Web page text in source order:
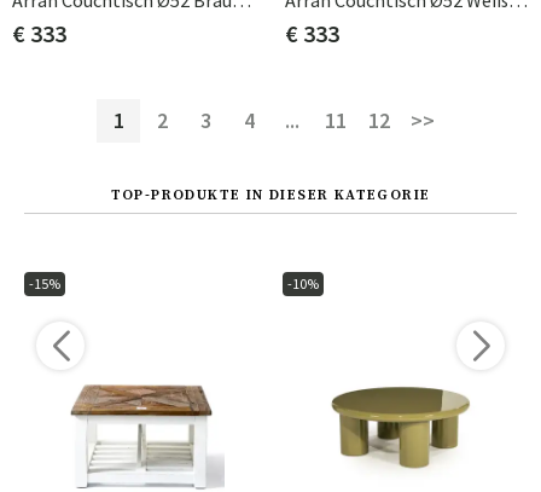
€ 333 € 333
1 2 3 4 ... 11 12 >>
TOP-PRODUKTE IN DIESER KATEGORIE
-15% -10%